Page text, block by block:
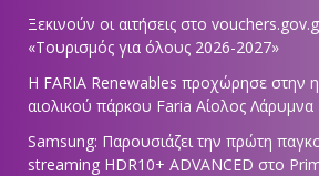
Ξεκινούν οι αιτήσεις στο
«Τουρισμός για όλους 2026-2027»
Η FARIA Renewables προχώρησε στην
αιολικού πάρκου Faria Αίολος Λάρυμνα
Samsung: Παρουσιάζει την πρώτη
streaming HDR10+ ADVANCED στο